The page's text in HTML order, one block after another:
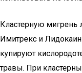
Кластерную мигрень
Имитрекс и
купируют
травы. При